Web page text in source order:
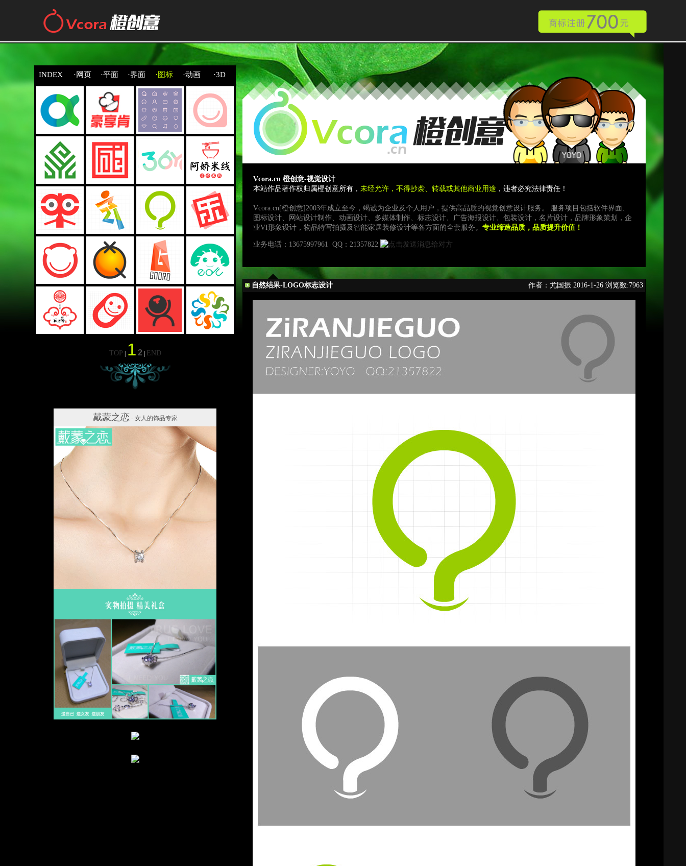
INDEX ·网页 ·平面 ·界面 ·图标 ·动画 ·3D
TOP 1 2 END
戴蒙之恋 - 女人的饰品专家
Vcora.cn 橙创意-视觉设计
本站作品著作权归属橙创意所有， 未经允许，不得抄袭、转载或其他商业用途 ，违者必究法律责任！
Vcora.cn[橙创意]2003年成立至今，竭诚为企业及个人用户，提供高品质的视觉创意设计服务。 服务项目包括软件界面、
图标设计、网站设计制作、动画设计、多媒体制作、标志设计、广告海报设计、包装设计，名片设计，品牌形象策划，企
业VI形象设计，物品特写拍摄及智能家居装修设计等各方面的全套服务。 专业缔造品质，品质提升价值！
业务电话：13675997961 QQ：21357822
自然结果-LOGO标志设计 作者：尤国振 2016-1-26 浏览数:7963